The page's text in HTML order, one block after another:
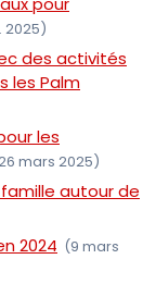
2025)
des activités
les Palm
les
mars 2025)
autour de
2024 (9 mars